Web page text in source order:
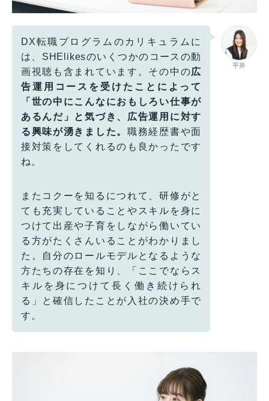
平井
DX転職プログラムのカリキュラムに
は、SHElikesのいくつかのコースの動
画視聴も含まれています。その中の広
告運用コースを受けたことによって
「世の中にこんなにおもしろい仕事が
あるんだ」と気づき、広告運用に対す
る興味が湧きました。職務経歴書や面
接対策をしてくれるのも良かったです
ね。
またコクーを知るにつれて、研修がと
ても充実していることやスキルを身に
つけて出産や子育をしながら働いてい
る方がたくさんいることがわかりまし
た。自分のロールモデルとなるような
方たちの存在を知り、「ここでならス
キルを身につけて長く働き続けられ
る」と確信したことが入社の決め手で
す。